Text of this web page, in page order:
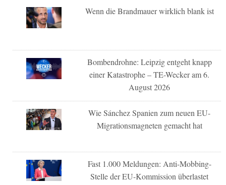
Wenn die Brandmauer wirklich blank ist
Bombendrohne: Leipzig entgeht knapp
einer Katastrophe – TE-Wecker am 6.
August 2026
Wie Sánchez Spanien zum neuen EU-
Migrationsmagneten gemacht hat
Fast 1.000 Meldungen: Anti-Mobbing-
Stelle der EU-Kommission überlastet